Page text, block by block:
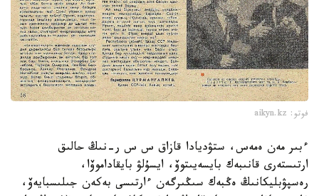
فوتو: aikyn.kz
ءبىر مەن ەمەس، ستۋديادا قازاق س س ر-نىڭ حالىق
ارتىستەرى قانىبەك بايسەيىتوۆ، ايسۇلۋ بايقاداموۆا،
رەسپۋبليكانىڭ ەڭبەك سىڭىرگەن ءارتىسى بەكەن جىلىسبايەۆ،